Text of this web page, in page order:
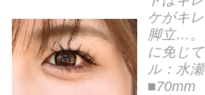
ケがキ
脚立…。
に免じ
ル：水瀬